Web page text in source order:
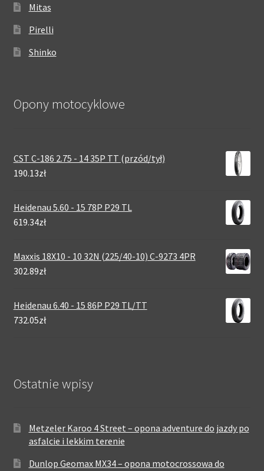
Mitas
Pirelli
Shinko
Opony motocyklowe
CST C-186 2.75 - 14 35P TT (przód/tył)
190.13zł
Heidenau 5.60 - 15 78P P29 TL
619.34zł
Maxxis 18X10 - 10 32N (225/40-10) C-9273 4PR
302.89zł
Heidenau 6.40 - 15 86P P29 TL/TT
732.05zł
Ostatnie wpisy
Metzeler Karoo 4 Street – opona adventure do jazdy po
asfalcie i lekkim terenie
Dunlop Geomax MX34 – opona motocrossowa do